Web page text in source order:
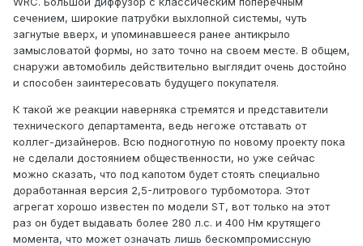
сечением, широкие патрубки выхлопной системы, чуть
загнутые вверх, и упоминавшееся ранее антикрыло
замысловатой формы, но зато точно на своем месте. В общем,
снаружи автомобиль действительно выглядит очень достойно
и способен заинтересовать будущего покупателя.
К такой же реакции наверняка стремятся и представители
технического департамента, ведь негоже отставать от
коллег-дизайнеров. Всю подноготную по новому проекту пока
не сделали достоянием общественности, но уже сейчас
можно сказать, что под капотом будет стоять специально
доработанная версия 2,5-литрового турбомотора. Этот
агрегат хорошо известен по модели ST, вот только на этот
раз он будет выдавать более 280 л.с. и 400 Нм крутящего
момента, что может означать лишь бескомпромиссную